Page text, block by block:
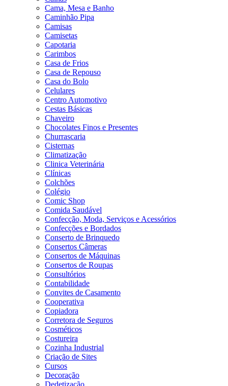
Cama, Mesa e Banho
Caminhão Pipa
Camisas
Camisetas
Capotaria
Carimbos
Casa de Frios
Casa de Repouso
Casa do Bolo
Celulares
Centro Automotivo
Cestas Básicas
Chaveiro
Chocolates Finos e Presentes
Churrascaria
Cisternas
Climatização
Clinica Veterinária
Clínicas
Colchões
Colégio
Comic Shop
Comida Saudável
Confecção, Moda, Serviços e Acessórios
Confecções e Bordados
Conserto de Brinquedo
Consertos Câmeras
Consertos de Máquinas
Consertos de Roupas
Consultórios
Contabilidade
Convites de Casamento
Cooperativa
Copiadora
Corretora de Seguros
Cosméticos
Costureira
Cozinha Industrial
Criação de Sites
Cursos
Decoração
Dedetização